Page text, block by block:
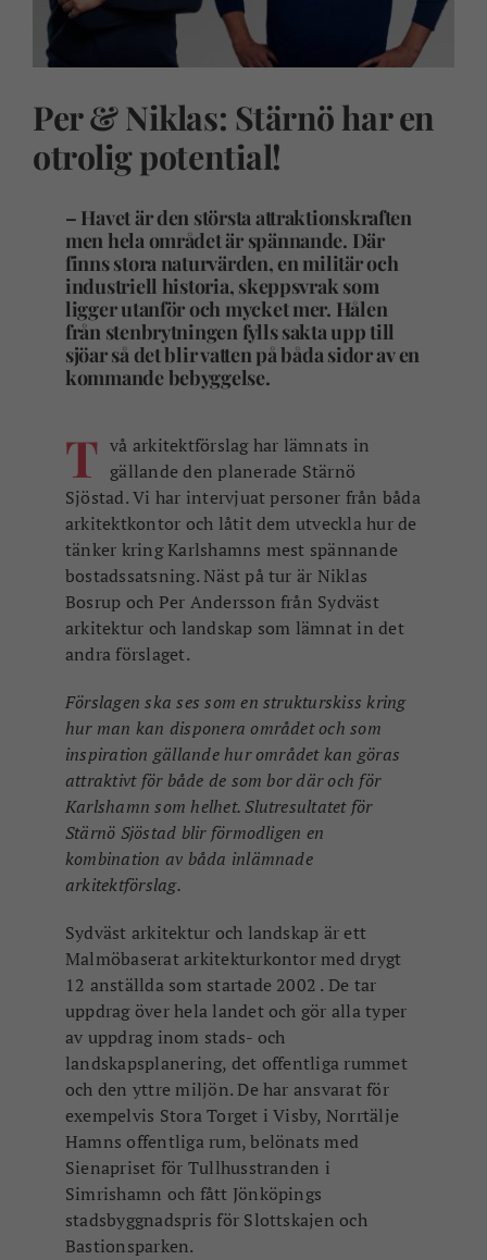
Per & Niklas: Stärnö har en
otrolig potential!
– Havet är den största attraktionskraften
men hela området är spännande. Där
finns stora naturvärden, en militär och
industriell historia, skeppsvrak som
ligger utanför och mycket mer. Hålen
från stenbrytningen fylls sakta upp till
sjöar så det blir vatten på båda sidor av en
kommande bebyggelse.
T vå arkitektförslag har lämnats in
gällande den planerade Stärnö
Sjöstad. Vi har intervjuat personer från båda
arkitektkontor och låtit dem utveckla hur de
tänker kring Karlshamns mest spännande
bostadssatsning. Näst på tur är Niklas
Bosrup och Per Andersson från Sydväst
arkitektur och landskap som lämnat in det
andra förslaget.
Förslagen ska ses som en strukturskiss kring
hur man kan disponera området och som
inspiration gällande hur området kan göras
attraktivt för både de som bor där och för
Karlshamn som helhet. Slutresultatet för
Stärnö Sjöstad blir förmodligen en
kombination av båda inlämnade
arkitektförslag.
Sydväst arkitektur och landskap är ett
Malmöbaserat arkitekturkontor med drygt
12 anställda som startade 2002 . De tar
uppdrag över hela landet och gör alla typer
av uppdrag inom stads- och
landskapsplanering, det offentliga rummet
och den yttre miljön. De har ansvarat för
exempelvis Stora Torget i Visby, Norrtälje
Hamns offentliga rum, belönats med
Sienapriset för Tullhusstranden i
Simrishamn och fått Jönköpings
stadsbyggnadspris för Slottskajen och
Bastionsparken.